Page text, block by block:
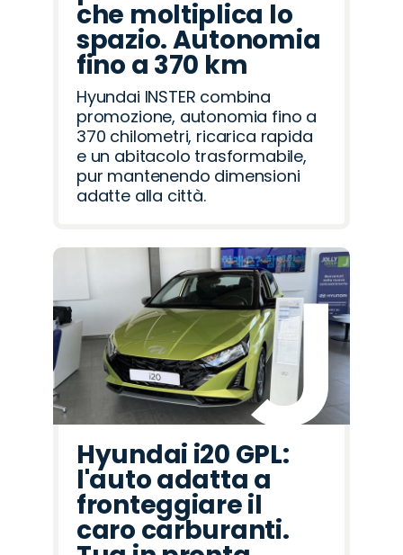
che moltiplica lo
spazio. Autonomia
fino a 370 km
Hyundai INSTER combina
promozione, autonomia fino a
370 chilometri, ricarica rapida
e un abitacolo trasformabile,
pur mantenendo dimensioni
adatte alla città.
Hyundai i20 GPL:
l'auto adatta a
fronteggiare il
caro carburanti.